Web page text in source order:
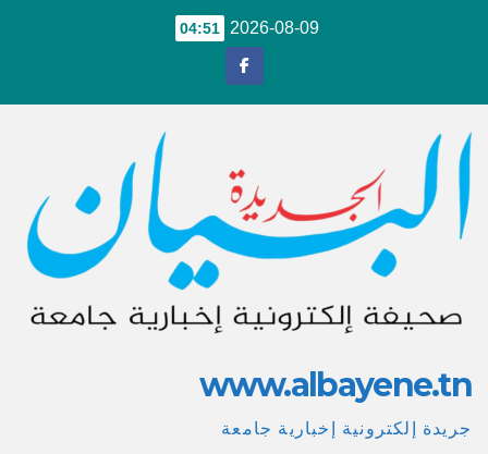
2026-08-09
04:51
www.albayene.tn
جريدة إلكترونية إخبارية جامعة